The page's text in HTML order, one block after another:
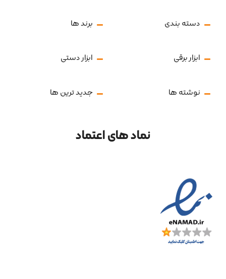
دسته بندی برند ها
ابزار برقی ابزار دستی
نوشته ها جدید ترین ها
نماد های اعتماد